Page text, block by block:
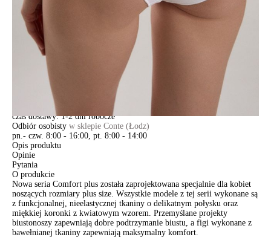
Jak złożyć zamówienie
POWIADOM MNIE O DOSTĘPNOŚCI
ПОЛУЧИТЬ ПО EMAIL
darmowa od 99 zł
czas dostawy: 1-2 dni robocze
Paczkomaty InPost 24/7,
darmowa od 50 zł
czas dostawy: 1-2 dni robocze
Odbiór osobisty w sklepie Conte (Łodz)
pn.- czw. 8:00 - 16:00, pt. 8:00 - 14:00
Opis produktu
Opinie
Pytania
O produkcie
Nowa seria Comfort plus została zaprojektowana specjalnie dla kobiet
noszących rozmiary plus size. Wszystkie modele z tej serii wykonane są
z funkcjonalnej, nieelastycznej tkaniny o delikatnym połysku oraz
miękkiej koronki z kwiatowym wzorem. Przemyślane projekty
biustonoszy zapewniają dobre podtrzymanie biustu, a figi wykonane z
bawełnianej tkaniny zapewniają maksymalny komfort.